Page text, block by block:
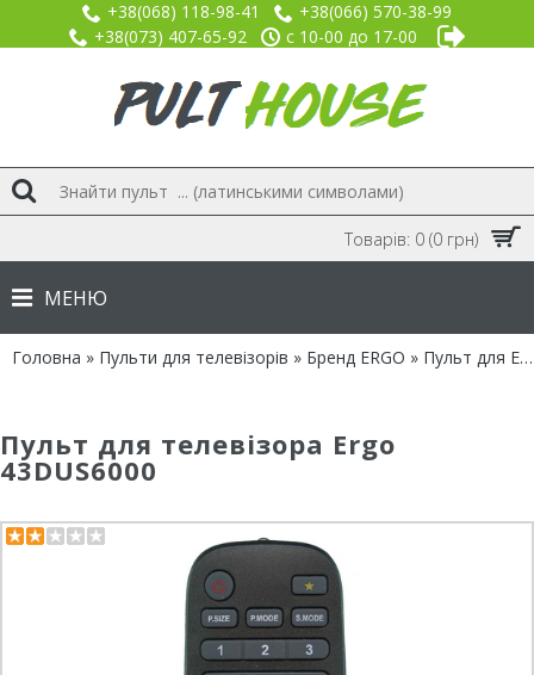
+38(068) 118-98-41
+38(066) 570-38-99
+38(073) 407-65-92
с 10-00 до 17-00
Товарів: 0 (0 грн)
МЕНЮ
Головна » Пульти для телевізорів » Бренд ERGO » Пульт для Ergo 43DUS6000
Пульт для телевізора Ergo
43DUS6000